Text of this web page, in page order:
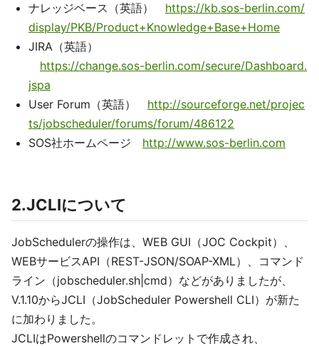
ナレッジベース（英語） https://kb.sos-berlin.com/
display/PKB/Product+Knowledge+Base+Home
JIRA（英語）
https://change.sos-berlin.com/secure/Dashboard.
jspa
User Forum（英語） http://sourceforge.net/projec
ts/jobscheduler/forums/forum/486122
SOS社ホームページ http://www.sos-berlin.com
2.JCLIについて
JobSchedulerの操作は、WEB GUI（JOC Cockpit）、
WEBサービスAPI（REST-JSON/SOAP-XML）、コマンド
ライン（jobscheduler.sh|cmd）などがありましたが、
V.1.10からJCLI（JobScheduler Powershell CLI）が新た
に加わりました。
JCLIはPowershellのコマンドレットで作成され、